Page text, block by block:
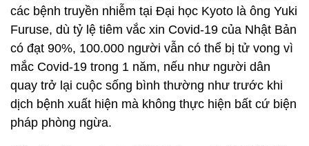
các bệnh truyền nhiễm tại Đại học Kyoto là ông Yuki
Furuse, dù tỷ lệ tiêm vắc xin Covid-19 của Nhật Bản
có đạt 90%, 100.000 người vẫn có thể bị tử vong vì
mắc Covid-19 trong 1 năm, nếu như người dân
quay trở lại cuộc sống bình thường như trước khi
dịch bệnh xuất hiện mà không thực hiện bất cứ biện
pháp phòng ngừa.